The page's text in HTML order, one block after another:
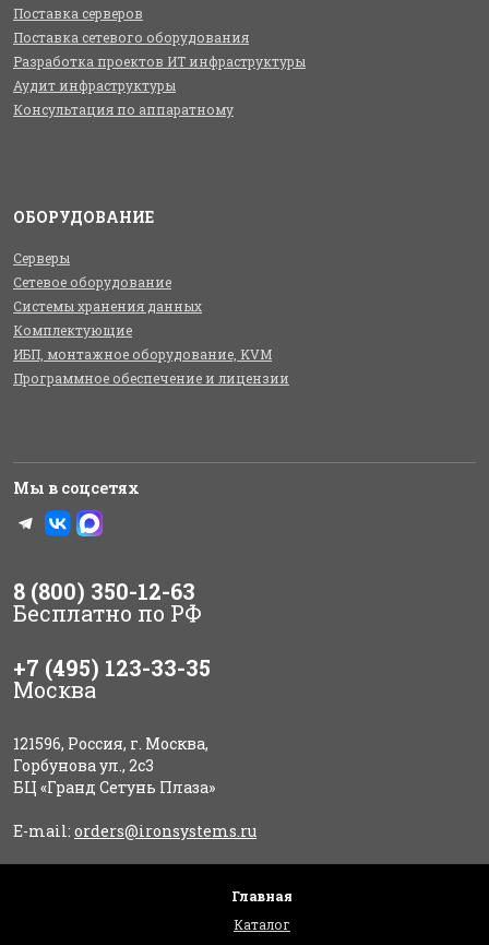
Поставка серверов
Поставка сетевого оборудования
Разработка проектов ИТ инфраструктуры
Аудит инфраструктуры
Консультация по аппаратному
ОБОРУДОВАНИЕ
Серверы
Сетевое оборудование
Системы хранения данных
Комплектующие
ИБП, монтажное оборудование, KVM
Программное обеспечение и лицензии
Мы в соцсетях
8 (800) 350-12-63
Бесплатно по РФ
+7 (495) 123-33-35
Москва
121596, Россия, г. Москва,
Горбунова ул., 2с3
БЦ «Гранд Сетунь Плаза»
E-mail: orders@ironsystems.ru
Главная
Каталог